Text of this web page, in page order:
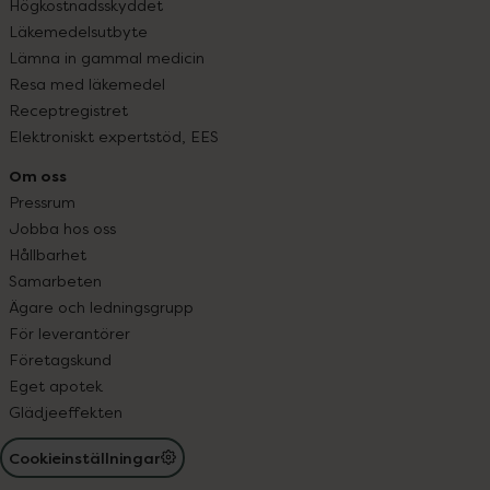
Högkostnadsskyddet
Läkemedelsutbyte
Lämna in gammal medicin
Resa med läkemedel
Receptregistret
Elektroniskt expertstöd, EES
Om oss
Pressrum
Jobba hos oss
Hållbarhet
Samarbeten
Ägare och ledningsgrupp
För leverantörer
Företagskund
Eget apotek
Glädjeeffekten
Cookieinställningar